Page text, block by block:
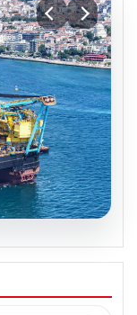
geçti.
için